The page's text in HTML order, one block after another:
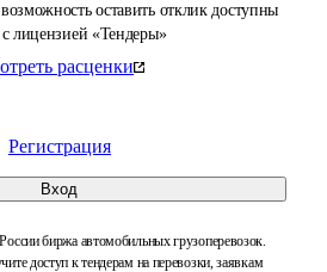
оставить отклик доступны
с лицензией «Тендеры»
расценки
Регистрация
Вход
биржа автомобильных грузоперевозок.
доступ к тендерам на перевозки, заявкам